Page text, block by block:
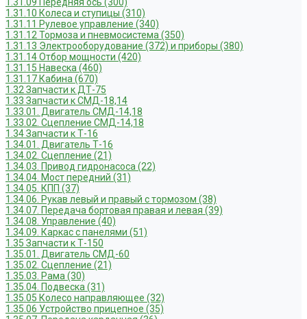
1.31.10 Колеса и ступицы (310)
1.31.11 Рулевое управление (340)
1.31.12 Тормоза и пневмосистема (350)
1.31.13 Электрооборудование (372) и приборы (380)
1.31.14 Отбор мощности (420)
1.31.15 Навеска (460)
1.31.17 Кабина (670)
1.32 Запчасти к ДТ-75
1.33 Запчасти к СМД-18,14
1.33.01. Двигатель СМД-14,18
1.33.02. Сцепление СМД-14,18
1.34 Запчасти к Т-16
1.34.01. Двигатель Т-16
1.34.02. Сцепление (21)
1.34.03. Привод гидронасоса (22)
1.34.04. Мост передний (31)
1.34.05. КПП (37)
1.34.06. Рукав левый и правый с тормозом (38)
1.34.07. Передача бортовая правая и левая (39)
1.34.08. Управление (40)
1.34.09. Каркас с панелями (51)
1.35 Запчасти к Т-150
1.35.01. Двигатель СМД-60
1.35.02. Сцепление (21)
1.35.03. Рама (30)
1.35.04. Подвеска (31)
1.35.05 Колесо направляющее (32)
1.35.06 Устройство прицепное (35)